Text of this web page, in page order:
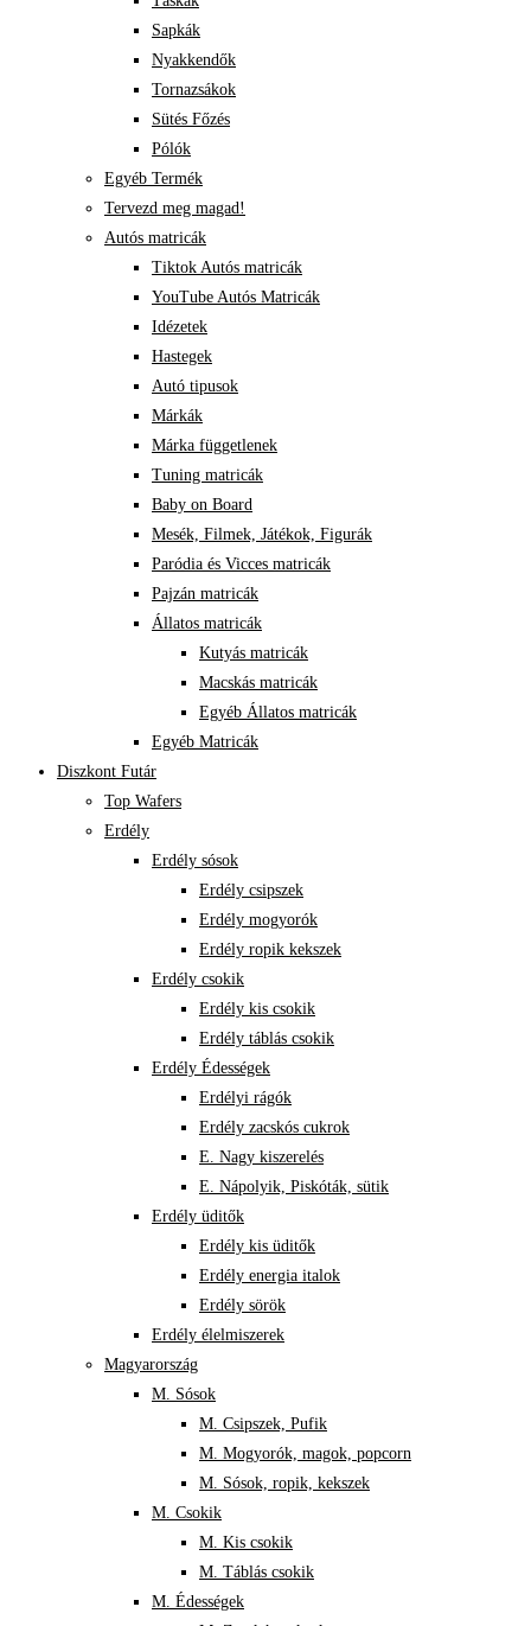
Sapkák
Nyakkendők
Tornazsákok
Sütés Főzés
Pólók
Egyéb Termék
Tervezd meg magad!
Autós matricák
Tiktok Autós matricák
YouTube Autós Matricák
Idézetek
Hastegek
Autó tipusok
Márkák
Márka függetlenek
Tuning matricák
Baby on Board
Mesék, Filmek, Játékok, Figurák
Paródia és Vicces matricák
Pajzán matricák
Állatos matricák
Kutyás matricák
Macskás matricák
Egyéb Állatos matricák
Egyéb Matricák
Diszkont Futár
Top Wafers
Erdély
Erdély sósok
Erdély csipszek
Erdély mogyorók
Erdély ropik kekszek
Erdély csokik
Erdély kis csokik
Erdély táblás csokik
Erdély Édességek
Erdélyi rágók
Erdély zacskós cukrok
E. Nagy kiszerelés
E. Nápolyik, Piskóták, sütik
Erdély üditők
Erdély kis üditők
Erdély energia italok
Erdély sörök
Erdély élelmiszerek
Magyarország
M. Sósok
M. Csipszek, Pufik
M. Mogyorók, magok, popcorn
M. Sósok, ropik, kekszek
M. Csokik
M. Kis csokik
M. Táblás csokik
M. Édességek